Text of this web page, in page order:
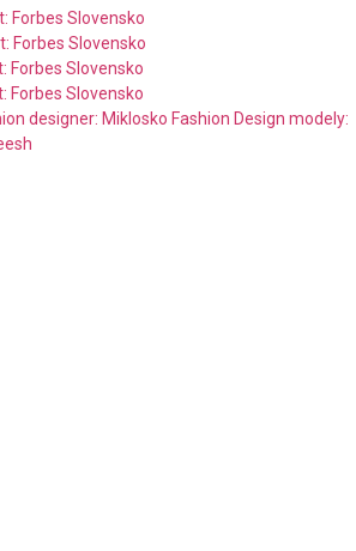
Forbes Slovensko
Forbes Slovensko
Forbes Slovensko
Forbes Slovensko
designer: Miklosko Fashion Design modely: